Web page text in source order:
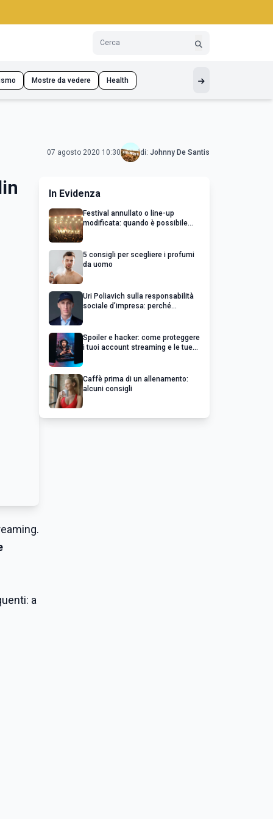
Mostre da vedere Health
07 agosto 2020 10:30 di: Johnny De Santis
a
In Evidenza
Festival annullato o line-up
modificata: quando è possibile
5 consigli per scegliere i profumi
da uomo
Uri Poliavich sulla responsabilità
sociale d’impresa: perché
Spoiler e hacker: come proteggere
i tuoi account streaming e le tue
Caffè prima di un allenamento:
alcuni consigli